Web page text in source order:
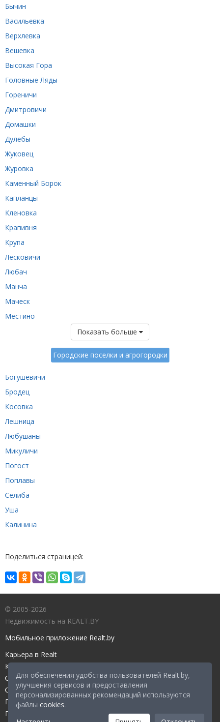
Для обеспечения удобства пользователей Realt.by,
улучшения сервисов и предоставления
персонализированных рекомендаций используются
файлы cookies.
Бычин
Васильевка
Верхлевка
Вешевка
Высокая Гора
Головные Ляды
Гореничи
Дмитровичи
Домашки
Дулебы
Жуковец
Журовка
Каменный Борок
Капланцы
Кленовка
Крапивня
Крупа
Лесковичи
Любач
Манча
Маческ
Местино
Показать больше
Городские поселки и агрогородки
Богушевичи
Бродец
Косовка
Лешница
Любушаны
Микуличи
Погост
Поплавы
Селиба
Уша
Калинина
Поделиться страницей:
© 2005-2026
Недвижимость на REALT.BY
Мобильное приложение Realt.by
Карьера в Realt
Контакты редакции
Справочный центр
Служба поддержки
Прейскурант
Правовые документы